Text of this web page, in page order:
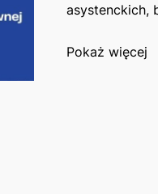
asystenckich,
Pokaż więcej